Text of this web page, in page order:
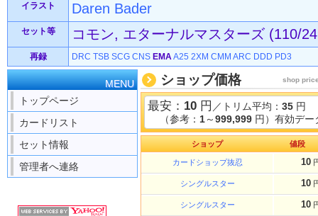
イラスト
Daren Bader
セット等 コモン, エターナルマスターズ (110/
再録 DRC TSB SCG CNS EMAA25 2XM CMM ARC DDD PD3
MENU
トップページ
カードリスト
セット情報
管理者へ連絡
ショップ価格 shop
最安： 10 円 ／トリム平均： 35 円
（参考： 1～999,999 円）有効デ
ショップ 値段
カードショップ抜忍 10
シングルスター 10
シングルスター 10